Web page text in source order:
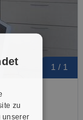
1 / 1
zu
unserer